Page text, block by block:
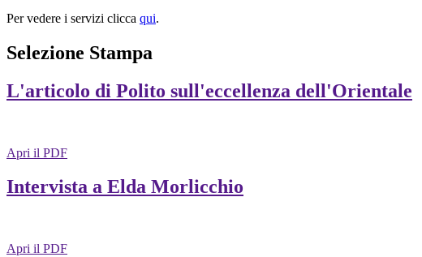
Per vedere i servizi clicca qui.
Selezione Stampa
L'articolo di Polito sull'eccellenza dell'Orientale
Apri il PDF
Intervista a Elda Morlicchio
Apri il PDF